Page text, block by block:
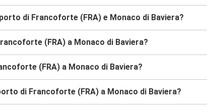
di Francoforte (FRA) e Monaco di Baviera?
(FRA) a Monaco di Baviera?
(FRA) a Monaco di Baviera?
di Francoforte (FRA) a Monaco di Baviera?